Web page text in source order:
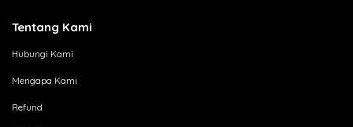
Tentang Kami
Hubungi Kami
Mengapa Kami
Refund